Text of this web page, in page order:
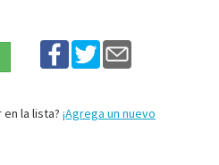
la lista? ¡Agrega un nuevo